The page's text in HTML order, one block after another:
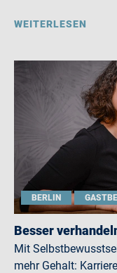
WEITERLESEN
BERLIN
Besser
Mit
mehr Gehalt: